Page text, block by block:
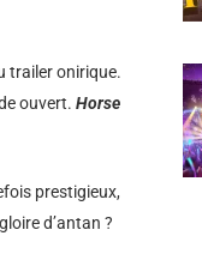
traileronirique.
ouvert. Horse
prestigieux,
d’antan ?